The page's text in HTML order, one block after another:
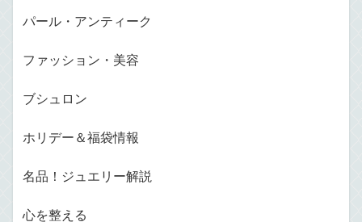
パール・アンティーク
ファッション・美容
ブシュロン
ホリデー＆福袋情報
名品！ジュエリー解説
心を整える